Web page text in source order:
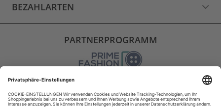
BEZAHLARTEN
PARTNERPROGRAMM